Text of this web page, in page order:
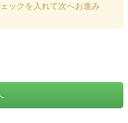
ックを入れて次へお進み